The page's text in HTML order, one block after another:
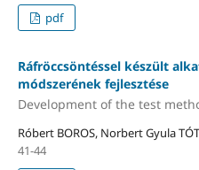
pdf
Ráfröccsöntéssel készült
módszerének fejlesztése
Development of the test
Róbert BOROS, Norbert Gyula
41-44